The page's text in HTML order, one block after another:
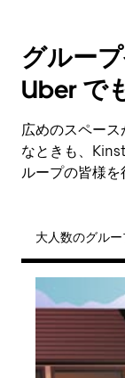
グルー
Uber で
広めのスペー
なときも、
ループの皆様を
大人数のグルー